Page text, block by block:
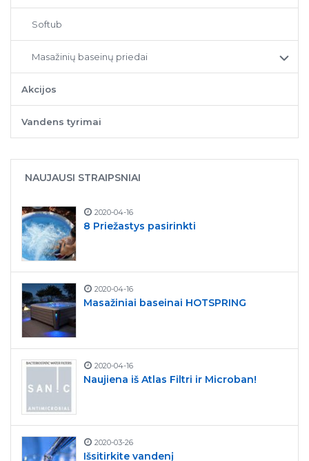
Softub
Masažinių baseinų priedai
Akcijos
Vandens tyrimai
NAUJAUSI STRAIPSNIAI
2020-04-16
8 Priežastys pasirinkti
2020-04-16
Masažiniai baseinai HOTSPRING
2020-04-16
Naujiena iš Atlas Filtri ir Microban!
2020-03-26
Išsitirkite vandenį